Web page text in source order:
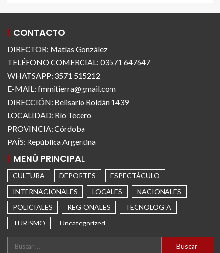
CONTACTO
DIRECTOR: Matías González
TELÉFONO COMERCIAL: 03571 647647
WHATSAPP: 3571 515212
E-MAIL: fmmitierra@gmail.com
DIRECCIÓN: Belisario Roldán 1439
LOCALIDAD: Río Tecero
PROVINCIA: Córdoba
PAÍS: República Argentina
MENÚ PRINCIPAL
CULTURA DEPORTES
ESPECTÁCULO
INTERNACIONALES
LOCALES
NACIONALES
POLICIALES
REGIONALES
TECNOLOGÍA
TURISMO
Uncategorized